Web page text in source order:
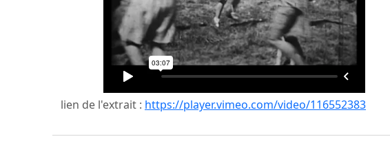
lien de l'extrait : https://player.vimeo.com/video/116552383